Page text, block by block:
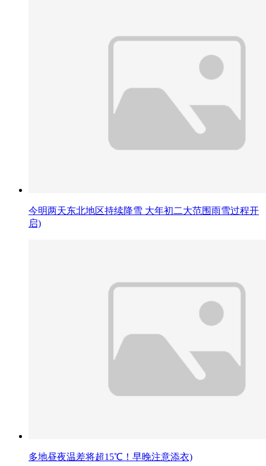
今明两天东北地区持续降雪 大年初二大范围雨雪过程开
启)
多地昼夜温差将超15℃！早晚注意添衣)